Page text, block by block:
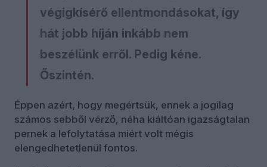
végigkísérő ellentmondásokat, így
hát jobb híján inkább nem
beszélünk erről. Pedig kéne.
Őszintén.
Éppen azért, hogy megértsük, ennek a jogilag
számos sebből vérző, néha kiáltóan igazságtalan
pernek a lefolytatása miért volt mégis
elengedhetetlenül fontos.